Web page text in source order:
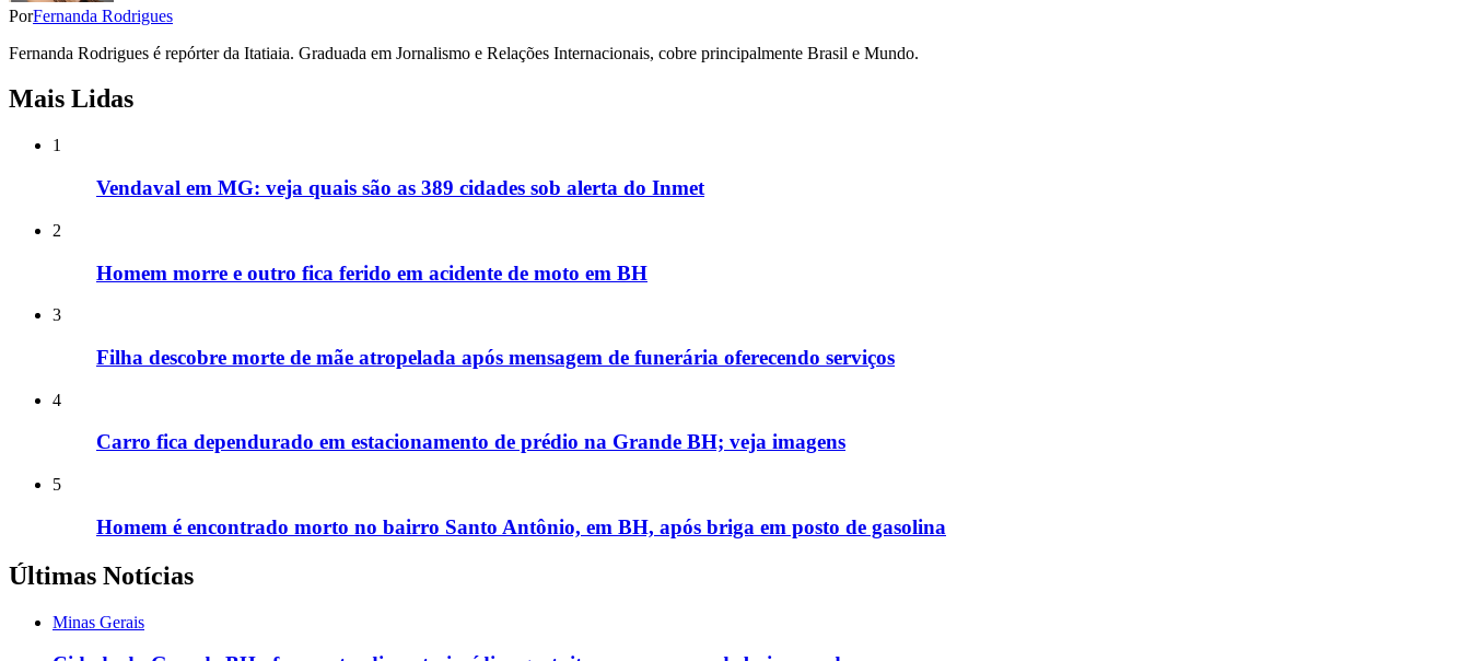
PorFernanda Rodrigues
Fernanda Rodrigues é repórter da Itatiaia. Graduada em Jornalismo e Relações Internacionais, cobre principalmente Brasil e Mundo.
Mais Lidas
1
Vendaval em MG: veja quais são as 389 cidades sob alerta do Inmet
2
Homem morre e outro fica ferido em acidente de moto em BH
3
Filha descobre morte de mãe atropelada após mensagem de funerária oferecendo serviços
4
Carro fica dependurado em estacionamento de prédio na Grande BH; veja imagens
5
Homem é encontrado morto no bairro Santo Antônio, em BH, após briga em posto de gasolina
Últimas Notícias
Minas Gerais